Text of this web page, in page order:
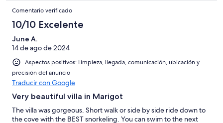
Comentario verificado
10/10 Excelente
June A.
14 de ago de 2024
Aspectos positivos: Limpieza, llegada, comunicación, ubicación y
precisión del anuncio
Traducir con Google
Very beautiful villa in Marigot
The villa was gorgeous. Short walk or side by side ride down to
the cove with the BEST snorkeling. You can swim to the next